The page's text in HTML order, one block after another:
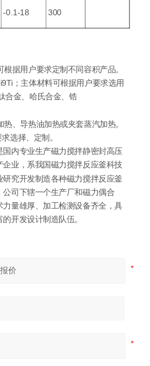
-0.1-18 300
据用户要求定制不同容积产品。
；主体材料可根据用户要求选用
合金、哈氏合金、锆
、导热油加热或夹套蒸汽加热。
选择、定制。
内专业生产磁力搅拌静密封高压
业，系我国磁力搅拌反应釜科技
究开发制造各种磁力搅拌反应釜
司下辖一个生产厂和磁力偶合
量雄厚、加工检测设备齐全，具
开发设计制造队伍。